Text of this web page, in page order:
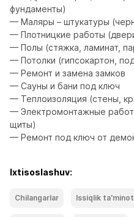
фундаменты)
— Маляры – штукатуры
— Плотницкие работы
— Полы (стяжка, ламинат,
— Потолки (гипсокартон,
— Ремонт и замена замков
— Сауны и бани под ключ
— Теплоизоляция (стены,
— Электромонтажные
щиты)
— Ремонт под ключ от
Ixtisoslashuv:
Chilangarlar Issiqlik